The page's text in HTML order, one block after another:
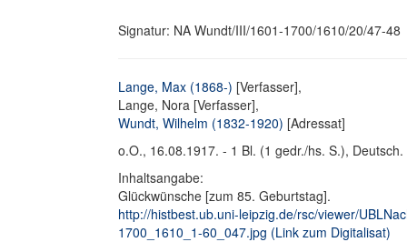
Signatur: NA Wundt/III/1601-1700/1610/20/47-48
Lange, Max (1868-) [Verfasser],
Lange, Nora [Verfasser],
Wundt, Wilhelm (1832-1920) [Adressat]
o.O., 16.08.1917. - 1 Bl. (1 gedr./hs. S.),
Inhaltsangabe:
Glückwünsche [zum 85. Geburtstag].
http://histbest.ub.uni-leipzig.de/rsc/viewer/
1700_1610_1-60_047.jpg (Link zum Digitalisat)